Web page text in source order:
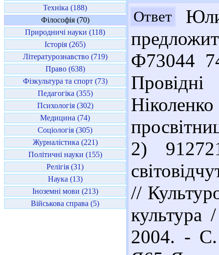
Техніка (188)
Філософія (70)
Природничі науки (118)
Історія (265)
Літературознавство (719)
Право (638)
Фізкультура та спорт (73)
Педагогіка (355)
Психологія (302)
Медицина (74)
Соціологія (305)
Журналістика (221)
Політичні науки (155)
Релігія (31)
Наука (13)
Іноземні мови (213)
Військова справа (5)
Ответ
Ф73044
2)
//
2004. -